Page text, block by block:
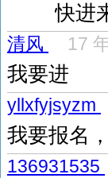
快进
清风 17
我要进
yllxfyjsyzm
我要报名
136931535